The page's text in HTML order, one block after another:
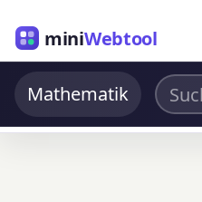
miniWebtool
Mathematik